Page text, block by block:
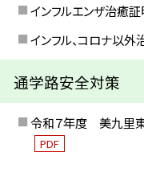
インフルエンザ治癒
インフル、コロナ以
通学路安全対策
令和７年度 美九里
PDF